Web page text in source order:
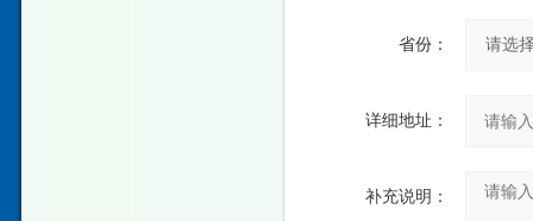
省份：
详细地址：
补充说明：